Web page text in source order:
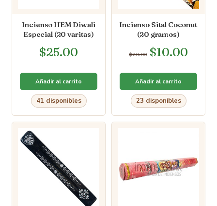
Incienso HEM Diwali
Especial (20 varitas)
$25.00
Añadir al carrito
41 disponibles
Incienso Sital Coconut
(20 gramos)
$20.00 $10.00
Añadir al carrito
23 disponibles